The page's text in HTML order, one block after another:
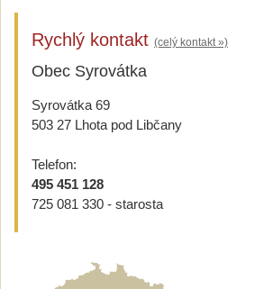
Rychlý kontakt (celý kontakt »)
Obec Syrovátka
Syrovátka 69
503 27 Lhota pod Libčany
Telefon:
495 451 128
725 081 330 - starosta